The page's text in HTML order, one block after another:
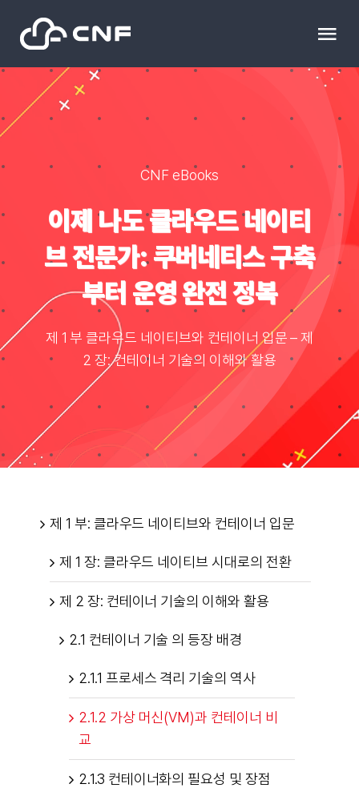
content
HOME
문의하기
Resource
블로그
Taxonomies
Search
CNF eBooks
이제 나도 클라우드 네이티
브 전문가: 쿠버네티스 구축
부터 운영 완전 정복
제 1 부 클라우드 네이티브와 컨테이너 입문 – 제
2 장: 컨테이너 기술의 이해와 활용
제 1 부: 클라우드 네이티브와 컨테이너 입문
제 1 장: 클라우드 네이티브 시대로의 전환
제 2 장: 컨테이너 기술의 이해와 활용
2.1 컨테이너 기술 의 등장 배경
2.1.1 프로세스 격리 기술의 역사
2.1.2 가상 머신(VM)과 컨테이너 비
교
2.1.3 컨테이너화의 필요성 및 장점